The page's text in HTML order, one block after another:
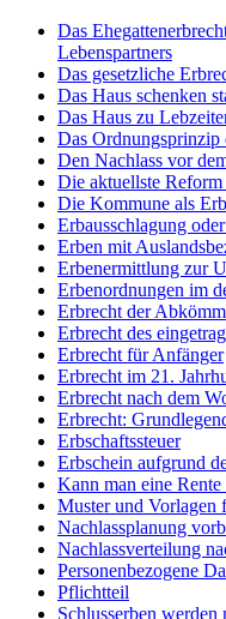
Das
Lebenspartners
Das gesetzliche
Das Haus schenken
Das Haus zu
Das Ordnungsprinzip
Den Nachlass vor
Die aktuellste
Die Kommune als
Erbausschlagung
Erben mit
Erbenermittlung zur
Erbenordnungen im
Erbrecht der
Erbrecht des
Erbrecht für Anfänger
Erbrecht im 21.
Erbrecht nach dem
Erbrecht:
Erbschaftssteuer
Erbschein aufgrund
Kann man eine Rente
Muster und Vorlagen
Nachlassplanung
Nachlassverteilung
Personenbezogene
Pflichtteil
Schlusserben werden